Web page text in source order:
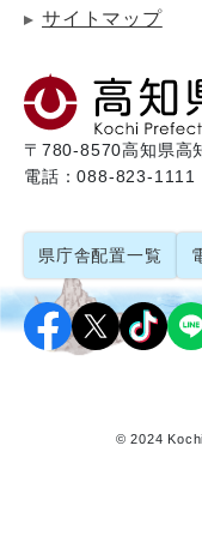
サイトマップ
〒780-8570高知県高
電話：088-823-1111
県庁舎配置一覧
© 2024